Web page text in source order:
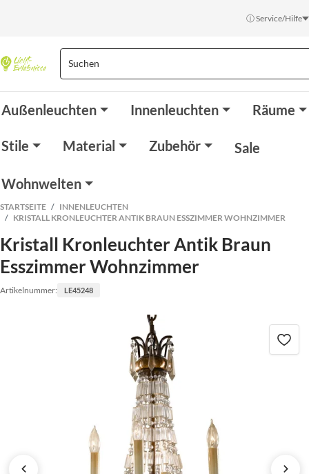
ⓘ Service/Hilfe
Außenleuchten Innenleuchten Räume
Stile Material Zubehör Sale
Wohnwelten
STARTSEITE
INNENLEUCHTEN
KRISTALL KRONLEUCHTER ANTIK BRAUN ESSZIMMER WOHNZIMMER
Kristall Kronleuchter Antik Braun
Esszimmer Wohnzimmer
Artikelnummer: LE45248